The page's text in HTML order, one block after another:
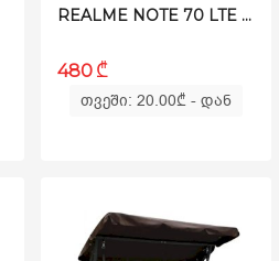
REALME NOTE 70 LTE 6/128GB BLACK
480 ₾
თვეში: 20.00₾- დან